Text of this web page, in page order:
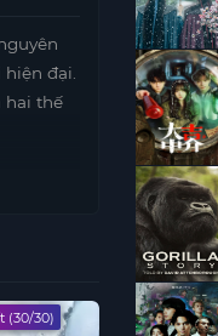
đại.
hai thế
trên
(30/30) Hoàn Tất (40/